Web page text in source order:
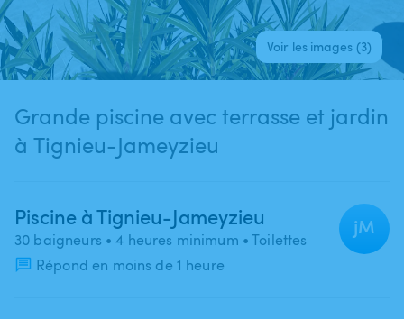
Voir les images (3)
Grande piscine avec terrasse et jardin
à Tignieu-Jameyzieu
Piscine à Tignieu-Jameyzieu
30 baigneurs • 4 heures minimum • Toilettes
Répond en moins de 1 heure
jM